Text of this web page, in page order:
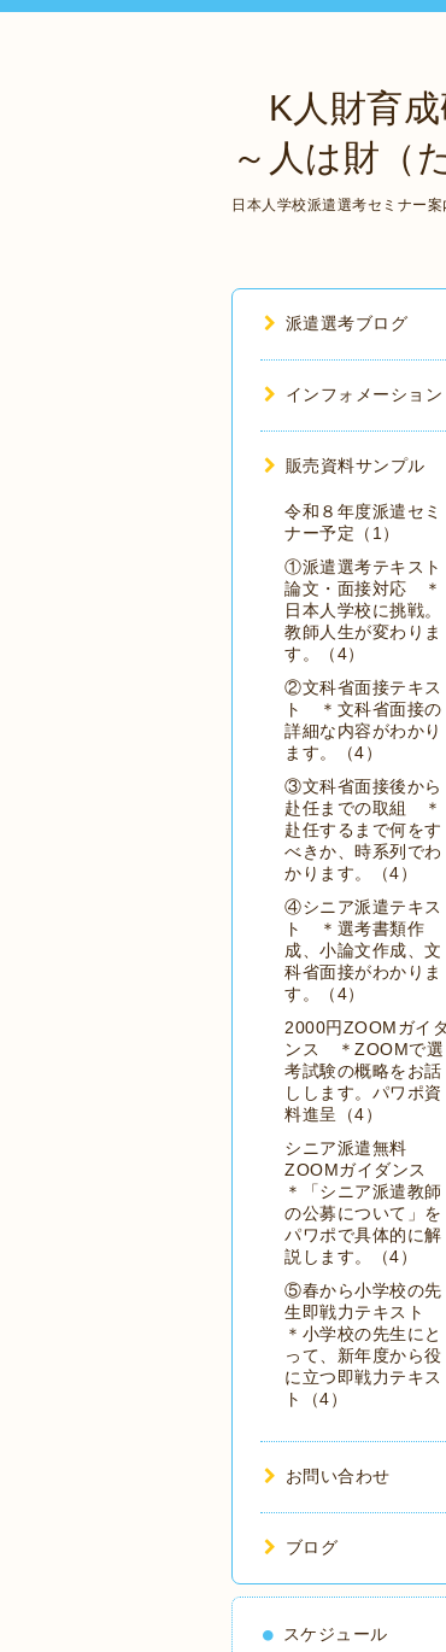
K人財育成
～人は財（
日本人学校派遣選考セミナー
派遣選考ブログ
インフォメーション
販売資料サンプル
令和８年度派遣セミ
ナー予定（1）
①派遣選考テキスト
論文・面接対応 ＊
日本人学校に挑戦。
教師人生が変わりま
す。（4）
②文科省面接テキス
ト ＊文科省面接の
詳細な内容がわかり
ます。（4）
③文科省面接後から
赴任までの取組 ＊
赴任するまで何をす
べきか、時系列でわ
かります。（4）
④シニア派遣テキス
ト ＊選考書類作
成、小論文作成、文
科省面接がわかりま
す。（4）
2000円ZOOMガイ
ンス ＊ZOOMで選
考試験の概略をお話
しします。パワポ資
料進呈（4）
シニア派遣無料
ZOOMガイダンス
＊「シニア派遣教師
の公募について」を
パワポで具体的に解
説します。（4）
⑤春から小学校の先
生即戦力テキスト
＊小学校の先生にと
って、新年度から役
に立つ即戦力テキス
ト（4）
お問い合わせ
ブログ
スケジュール